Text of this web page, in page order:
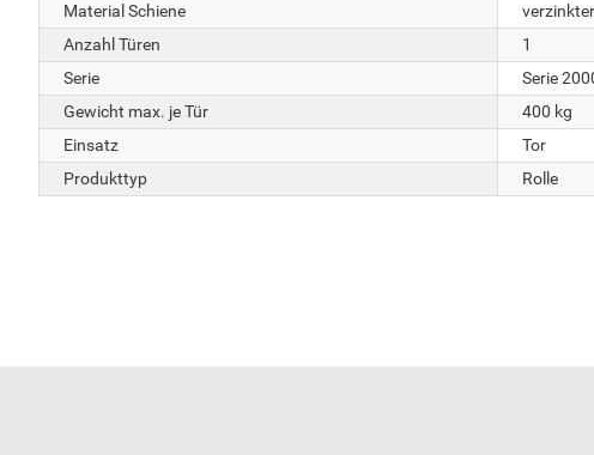
Material Schiene
Anzahl Türen
1
Serie
Serie
Gewicht max. je Tür
400 kg
Einsatz
Tor
Produkttyp
Rolle